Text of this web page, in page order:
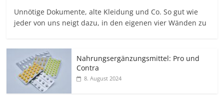
Unnötige Dokumente, alte Kleidung und Co. So gut wie
jeder von uns neigt dazu, in den eigenen vier Wänden zu
Nahrungsergänzungsmittel: Pro und
Contra
8. August 2024